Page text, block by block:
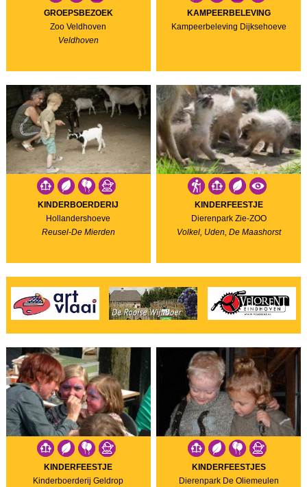
GROEPSBEZOEK
Zoo Veldhoven
Veldhoven
KAMPEERBELEVING
Kampeerbeleving Dijksehoeve
KINDERBOERDERIJ
Hollandershoeve
Reusel-De Mierden
KINDERFEESTJE
Dierenpark Zie-ZOO
Volkel, Uden, De Maashorst
KINDERFEESTJE
Kinderboerderij Geldrop
KINDERFEESTJES
Dierenpark De Oliemeulen